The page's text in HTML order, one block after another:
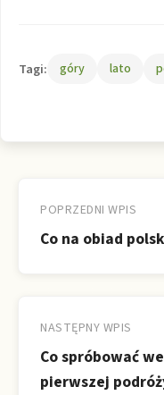
Tagi: góry lato
wpisu
POPRZEDNI WPIS
Co na obiad
NASTĘPNY WPIS
Co spróbować
pierwszej